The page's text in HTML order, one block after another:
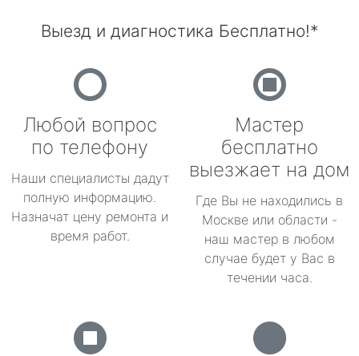
Выезд и диагностика Бесплатно!*
Любой вопрос
по телефону
Наши специалисты дадут
полную информацию.
Назначат цену ремонта и
время работ.
Мастер
бесплатно
выезжает на дом
Где Вы не находились в
Москве или области -
наш мастер в любом
случае будет у Вас в
течении часа.